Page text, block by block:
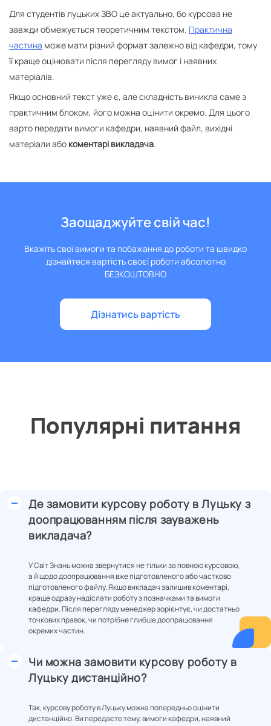
Для студентів луцьких ЗВО це актуально, бо курсова не
завжди обмежується теоретичним текстом. Практична
частина може мати різний формат залежно від кафедри, тому
її краще оцінювати після перегляду вимог і наявних
матеріалів.
Якщо основний текст уже є, але складність виникла саме з
практичним блоком, його можна оцінити окремо. Для цього
варто передати вимоги кафедри, наявний файл, вихідні
матеріали або коментарі викладача.
Заощаджуйте свій час!
Вкажіть свої вимоги та побажання до роботи та швидко
дізнайтеся вартість своєї роботи абсолютно
БЕЗКОШТОВНО
Дізнатись вартість
Популярні питання
Де замовити курсову роботу в Луцьку з
доопрацюванням після зауважень
викладача?
У Світ Знань можна звернутися не тільки за повною курсовою,
а й щодо доопрацювання вже підготовленого або частково
підготовленого файлу. Якщо викладач залишив коментарі,
краще одразу надіслати роботу з позначками та вимоги
кафедри. Після перегляду менеджер зорієнтує, чи достатньо
точкових правок, чи потрібне глибше доопрацювання
окремих частин.
Чи можна замовити курсову роботу в
Луцьку дистанційно?
Так, курсову роботу в Луцьку можна попередньо оцінити
дистанційно. Ви передаєте тему, вимоги кафедри, наявний